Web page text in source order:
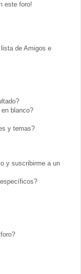
este foro!
de Amigos e
blanco?
y temas?
y suscribirme a un